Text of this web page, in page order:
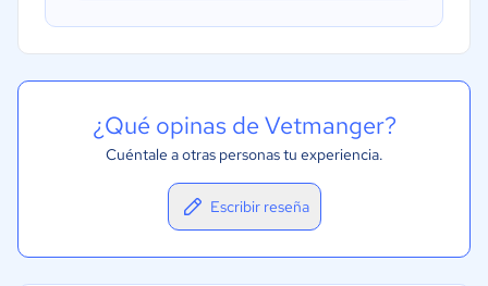
¿Qué opinas de Vetmanger?
Cuéntale a otras personas tu experiencia.
Escribir reseña